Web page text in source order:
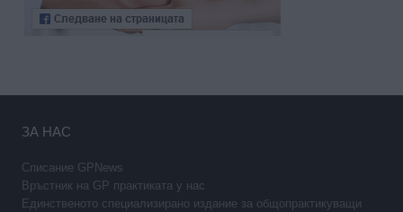
ЗА НАС
Списание GPNews
Връстник на GP практиката у нас
Единственото специализирано издание за общопрактикуващи